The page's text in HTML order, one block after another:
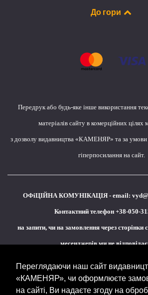
Переглядаючи наш сайт
«КАМЕНЯР», чи оформлюєте
на сайті, Ви надаєте згоду на
До гори
Передрук або будь-яке інше використання
матеріалів сайту в комерційних
з дозволу видавництва «КАМЕНЯР» та за умови
гіперпосилання на сайт.
ОФіЦІЙНА КОМУНІКАЦІЯ - email:
Контактний телефон +38-050-
на запити, чи на замовлення через сторінки
месенджерів ми не
Кожне наше видання - це внесок у